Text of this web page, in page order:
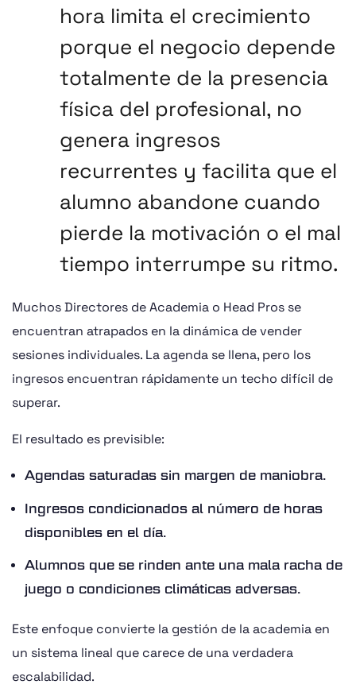
hora limita el crecimiento
porque el negocio depende
totalmente de la presencia
física del profesional, no
genera ingresos
recurrentes y facilita que el
alumno abandone cuando
pierde la motivación o el mal
tiempo interrumpe su ritmo.
Muchos Directores de Academia o Head Pros se
encuentran atrapados en la dinámica de vender
sesiones individuales. La agenda se llena, pero los
ingresos encuentran rápidamente un techo difícil de
superar.
El resultado es previsible:
Agendas saturadas sin margen de maniobra.
Ingresos condicionados al número de horas
disponibles en el día.
Alumnos que se rinden ante una mala racha de
juego o condiciones climáticas adversas.
Este enfoque convierte la gestión de la academia en
un sistema lineal que carece de una verdadera
escalabilidad.